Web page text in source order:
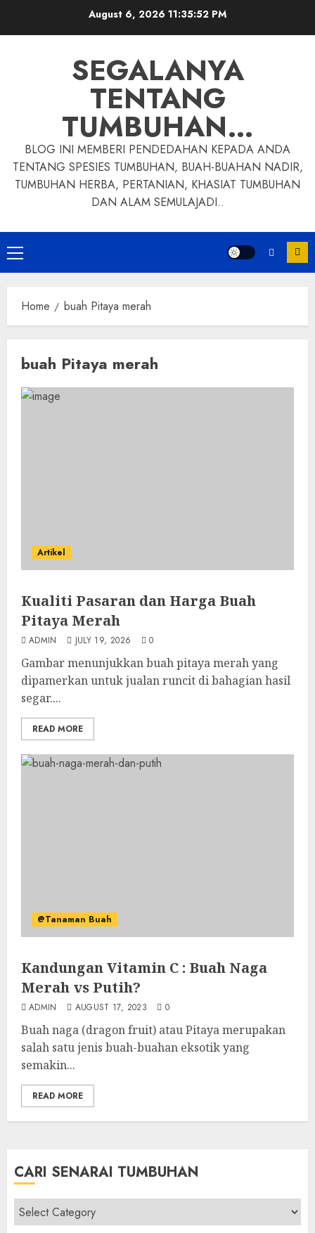
August 6, 2026 11:35:52 PM
SEGALANYA
TENTANG
TUMBUHAN…
BLOG INI MEMBERI PENDEDAHAN KEPADA ANDA
TENTANG SPESIES TUMBUHAN, BUAH-BUAHAN NADIR,
TUMBUHAN HERBA, PERTANIAN, KHASIAT TUMBUHAN
DAN ALAM SEMULAJADI..
Primary
Menu
Home buah Pitaya merah
buah Pitaya merah
Artikel
Kualiti Pasaran dan Harga Buah
Pitaya Merah
ADMIN JULY 19, 2026 0
Gambar menunjukkan buah pitaya merah yang
dipamerkan untuk jualan runcit di bahagian hasil
segar....
READ MORE
@Tanaman Buah
Kandungan Vitamin C : Buah Naga
Merah vs Putih?
ADMIN AUGUST 17, 2023 0
Buah naga (dragon fruit) atau Pitaya merupakan
salah satu jenis buah-buahan eksotik yang
semakin...
READ MORE
CARI SENARAI TUMBUHAN
Cari
Senarai